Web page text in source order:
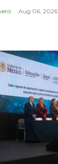
Aug 06, 2026